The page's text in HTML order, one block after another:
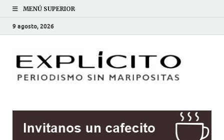
MENÚ SUPERIOR
9 agosto, 2026